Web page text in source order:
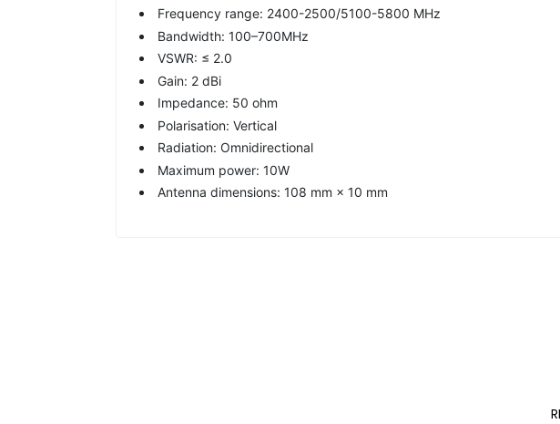
Frequency range: 2400-2500/5100-5800 MHz
Bandwidth: 100–700MHz
VSWR: ≤ 2.0
Gain: 2 dBi
Impedance: 50 ohm
Polarisation: Vertical
Radiation: Omnidirectional
Maximum power: 10W
Antenna dimensions: 108 mm × 10 mm